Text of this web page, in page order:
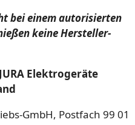
bei einem autorisierten
keine Hersteller-
Elektrogeräte
GmbH, Postfach 99 01